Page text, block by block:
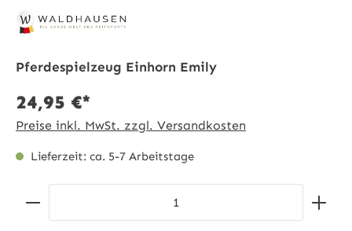
Pferdespielzeug Einhorn Emily
24,95 €*
Preise inkl. MwSt. zzgl. Versandkosten
Lieferzeit: ca. 5-7 Arbeitstage
Produkt Anzahl: Gib den gewünschten Wert ein